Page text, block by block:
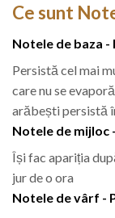
Ce sunt
Notele de baza
Persistă cel mai
care nu se
arăbești persistă
Notele de mijloc
Își fac apariția
jur de o ora
Notele de vârf -